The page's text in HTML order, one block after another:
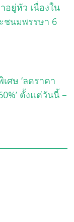
อยู่หัว เนื่องใน
ชนมพรรษา 6
ศษ ‘ลดราคา
ตั้งแต่วันนี้ –